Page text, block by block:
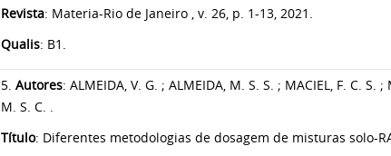
Revista: Materia-Rio de Janeiro , v. 26, p. 1-13, 2021.
Qualis: B1.
5. Autores: ALMEIDA, V. G. ; ALMEIDA, M. S. S. ; MACIEL, F. C. S.
M. S. C. .
Título: Diferentes metodologias de dosagem de misturas solo-